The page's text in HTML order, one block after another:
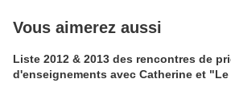
Vous aimerez aussi
Liste 2012 & 2013 des rencontres de
d'enseignements avec Catherine et